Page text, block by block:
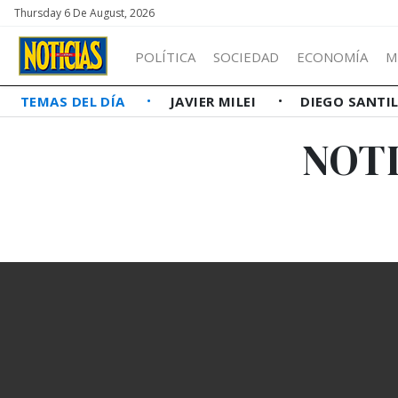
Thursday 6 De August, 2026
POLÍTICA SOCIEDAD ECONOMÍA
TEMAS DEL DÍA JAVIER MILEI DIEGO